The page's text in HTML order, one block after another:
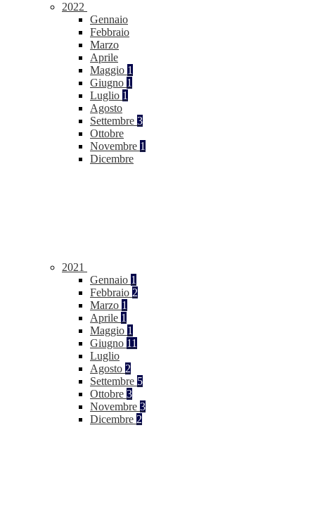
2022
Gennaio
Febbraio
Marzo
Aprile
Maggio 1
Giugno 1
Luglio 1
Agosto
Settembre 3
Ottobre
Novembre 1
Dicembre
2021
Gennaio 1
Febbraio 2
Marzo 1
Aprile 1
Maggio 1
Giugno 11
Luglio
Agosto 2
Settembre 5
Ottobre 3
Novembre 3
Dicembre 2